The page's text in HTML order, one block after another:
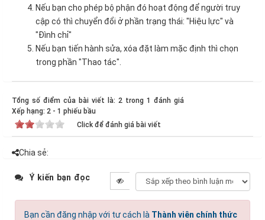
Nếu bạn cho phép bộ phận đó hoạt động để người truy
cập có thì chuyển đổi ở phần trạng thái: "Hiệu lực" và
"Đình chỉ"
Nếu bạn tiến hành sửa, xóa đặt làm mặc định thì chọn
trong phần "Thao tác".
Tổng số điểm của bài viết là: 2 trong 1 đánh giá
Xếp hạng: 2 - 1 phiếu bầu
Click để đánh giá bài viết
Chia sẻ:
Ý kiến bạn đọc
Bạn cần đăng nhập với tư cách là Thành viên chính thức